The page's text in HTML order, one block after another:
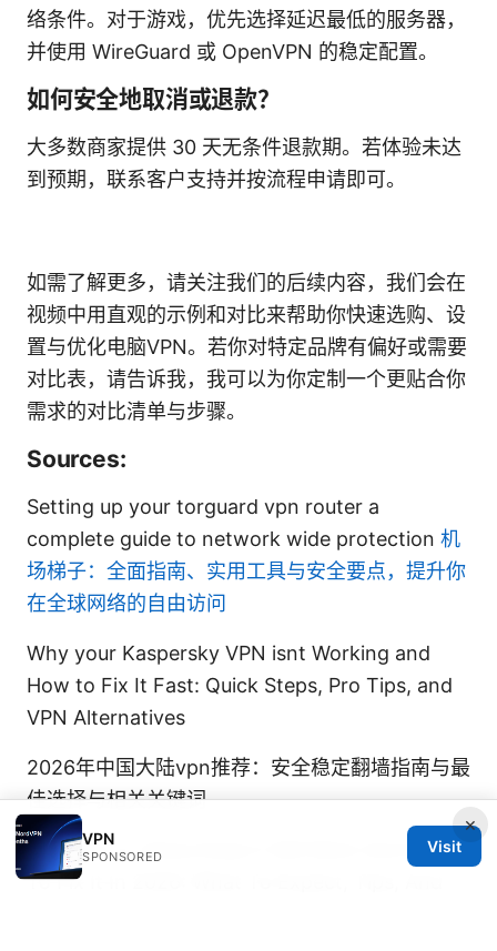
络条件。对于游戏，优先选择延迟最低的服务器，
并使用 WireGuard 或 OpenVPN 的稳定配置。
如何安全地取消或退款？
大多数商家提供 30 天无条件退款期。若体验未达
到预期，联系客户支持并按流程申请即可。
如需了解更多，请关注我们的后续内容，我们会在
视频中用直观的示例和对比来帮助你快速选购、设
置与优化电脑VPN。若你对特定品牌有偏好或需要
对比表，请告诉我，我可以为你定制一个更贴合你
需求的对比清单与步骤。
Sources:
Setting up your torguard vpn router a
complete guide to network wide protection 机
场梯子：全面指南、实用工具与安全要点，提升你
在全球网络的自由访问
Why your Kaspersky VPN isnt Working and
How to Fix It Fast: Quick Steps, Pro Tips, and
VPN Alternatives
2026年中国大陆vpn推荐：安全稳定翻墙指南与最
佳选择与相关关键词
Nordvpn In China Does It Still Work And How
To Fix It In 2026: What To Expect, Tips, And
×
VPN
SPONSORED
Visit